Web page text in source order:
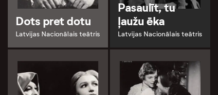
Dots pret dotu
Latvijas Nacionālais teātris
Pasaulīt, tu
ļaužu ēka
Latvijas Nacionālais teātris